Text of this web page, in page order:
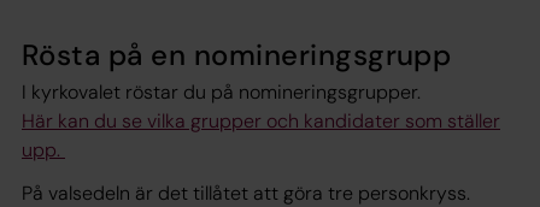
Rösta på en nomineringsgrupp
I kyrkovalet röstar du på nomineringsgrupper.
Här kan du se vilka grupper och kandidater som ställer
upp.
På valsedeln är det tillåtet att göra tre personkryss.